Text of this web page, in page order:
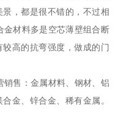
，都是很不错的，不过相
金材料多是空芯薄壁组合断
高的抗弯强度，做成的门
销售：金属材料、钢材、铝
金、锌合金、稀有金属。